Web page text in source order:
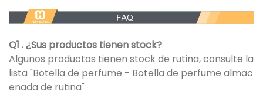
Q1 . ¿Sus productos tienen stock?
Algunos productos tienen stock de rutina, consulte la
lista "Botella de perfume - Botella de perfume almac
enada de rutina"